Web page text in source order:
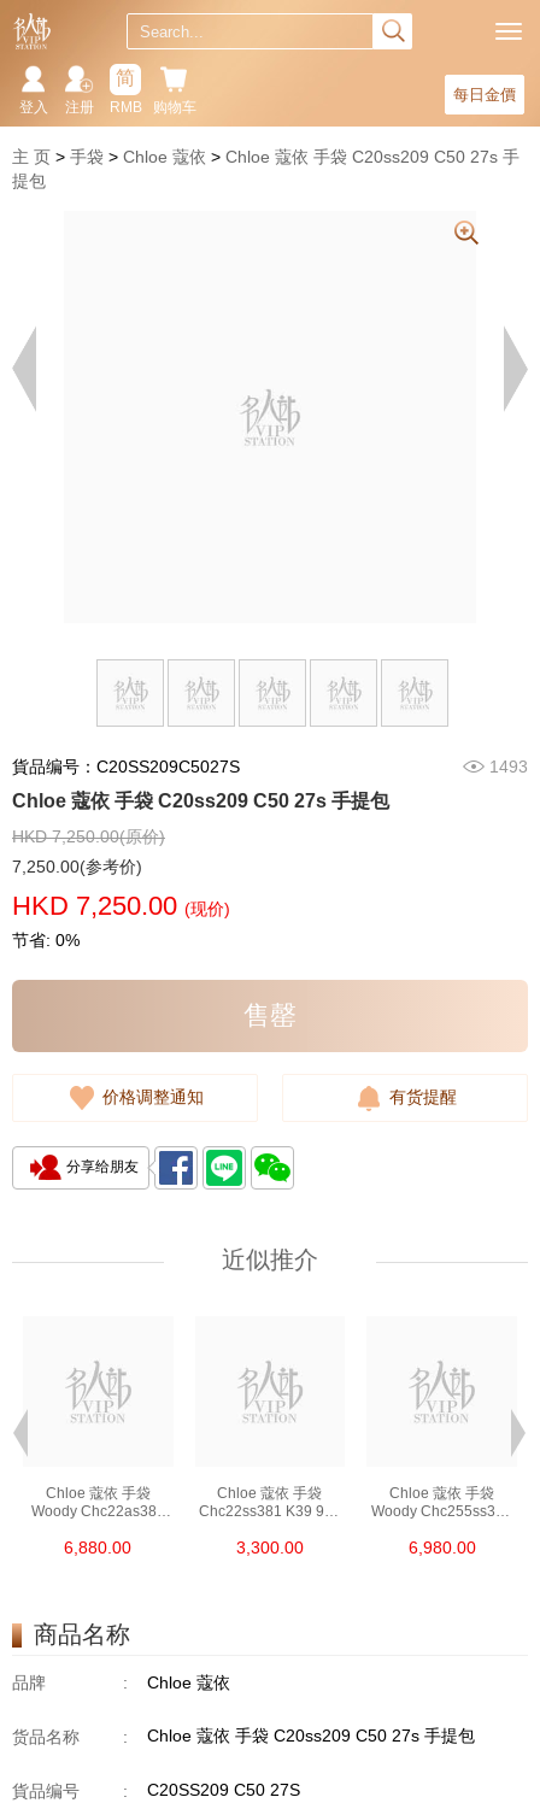
每日金價
购物车
简
RMB
注册
登入
主 页 手袋 Chloe 蔻依
Chloe 蔻依 手袋 C20ss209 C50 27s 手
提包
貨品编号：C20SS209C5027S 1493
Chloe 蔻依 手袋 C20ss209 C50 27s 手提包
HKD 7,250.00(原价)
7,250.00(参考价)
HKD 7,250.00 (现价)
节省: 0%
售罄
价格调整通知 有货提醒
分享给朋友
近似推介
Chloe 蔻依 手袋
Woody Chc22as383
6,880.00
Chloe 蔻依 手袋
Chc22ss381 K39 9v0
3,300.00
Chloe 蔻依 手袋
Woody Chc255ss397
斜挎包/手提包
6,980.00
商品名称
品牌 : Chloe 蔻依
货品名称 : Chloe 蔻依 手袋 C20ss209 C50 27s 手提包
貨品编号 : C20SS209 C50 27S